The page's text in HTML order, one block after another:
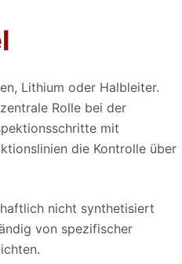
Lithium oder Halbleiter.
Rolle bei der
mit
die Kontrolle über
nicht synthetisiert
von spezifischer